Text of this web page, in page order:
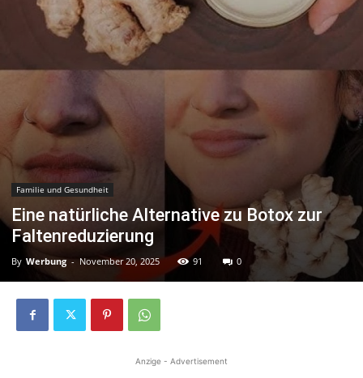
Familie und Gesundheit
Eine natürliche Alternative zu Botox zur
Faltenreduzierung
By Werbung - November 20, 2025 91 0
Anzige - Advertisement